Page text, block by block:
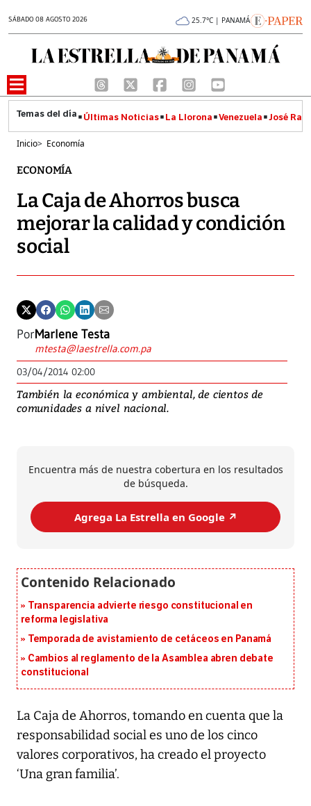
SÁBADO 08 AGOSTO 2026 25.7°C | PANAMÁ
Últimas Noticias La Llorona Venezuela José
Inicio> Economía
ECONOMÍA
La Caja de Ahorros busca
mejorar la calidad y condición
social
PorMarlene Testa
mtesta@laestrella.com.pa
03/04/2014 02:00
También la económica y ambiental, de cientos de
comunidades a nivel nacional.
Encuentra más de nuestra cobertura en los resultados
de búsqueda.
Agrega La Estrella en Google ↗️
Transparencia advierte riesgo constitucional en
reforma legislativa
Temporada de avistamiento de cetáceos en Panamá
Cambios al reglamento de la Asamblea abren debate
constitucional
La Caja de Ahorros, tomando en cuenta que la
responsabilidad social es uno de los cinco
valores corporativos, ha creado el proyecto
‘Una gran familia’.